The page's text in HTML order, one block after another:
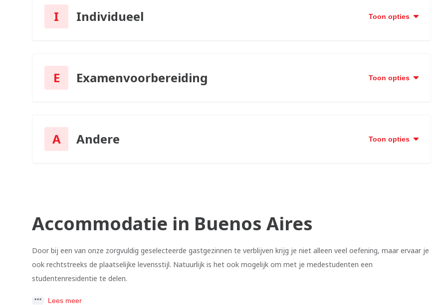
I Individueel Toon opties
E Examenvoorbereiding Toon opties
A Andere Toon opties
Accommodatie in Buenos Aires
Door bij een van onze zorgvuldig geselecteerde gastgezinnen te verblijven krijg je niet alleen veel oefening, maar ervaar je
ook rechtstreeks de plaatselijke levensstijl. Natuurlijk is het ook mogelijk om met je medestudenten een
studentenresidentie te delen.
Lees meer